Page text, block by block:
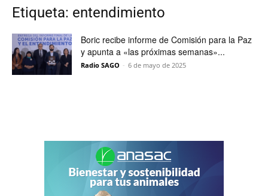
Etiqueta: entendimiento
Boric recibe informe de Comisión para la Paz
y apunta a «las próximas semanas»...
Radio SAGO - 6 de mayo de 2025